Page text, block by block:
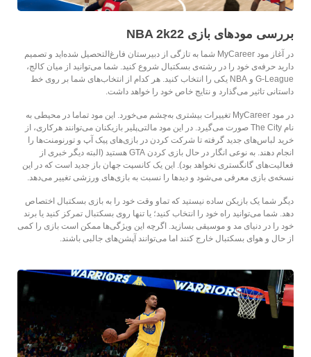
بررسی مودهای بازی NBA 2k22
در آغاز مود MyCareer شما به تازگی از دبیرستان فارغ‌التحصیل شده‌اید و تصمیم
دارید حرفه‌ی خود را در رشته‌ی بسکتبال شروع کنید. شما می‌توانید از میان کالج،
G-League و NBA یکی را انتخاب کنید. هر کدام از انتخاب‌های شما بر روی خط
داستانی تاثیر می‌گذارد و نتایج خاص خود را خواهد داشت.
در مود MyCareer تغییرات بیشتری به‌چشم می‌خورد. این مود تماما در محیطی به
نام The City صورت می‌گیرد. در این مود مالتی‌پلیر بازیکنان می‌توانند هرکاری، از
خرید لباس‌های جدید گرفته تا شرکت کردن در بازی‌های پیک آپ و تورنومنت‌ها را
انجام دهند. به نوعی انگار در حال بازی کردن GTA هستید (البته دیگر خبری از
فعالیت‌های گانگستری نخواهد بود). این یک کانسپت جهان باز جدید است که در این
نسخه‌ی بازی معرفی می‌شود و دیدها را نسبت به بازی‌های ورزشی تغییر می‌دهد.
دیگر شما یک بازیکن ساده نیستید که تماو وقت خود را به بازی بسکتبال اختصاص
دهد. شما می‌توانید راه خود را انتخاب کنید؛ یا تنها روی بسکتبال تمرکز کنید یا برند
خود را در دنیای مد و موسیقی بسازید. اگرچه این ویژگی‌ها ممکن است بازی را کمی
از حال و هوای بسکتبال خارج کنند اما می‌توانند آپشن‌های جالبی باشند.